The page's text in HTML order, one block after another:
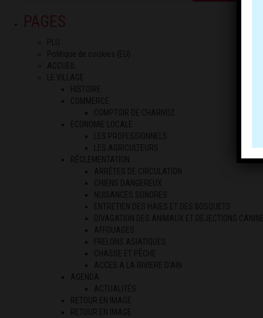
PAGES
PLU
Politique de cookies (EU)
ACCUEIL
LE VILLAGE
HISTOIRE
COMMERCE
COMPTOIR DE CHARNOZ
ECONOMIE LOCALE
LES PROFESSIONNELS
LES AGRICULTEURS
RÉGLEMENTATION
ARRÊTES DE CIRCULATION
CHIENS DANGEREUX
NUISANCES SONORES
ENTRETIEN DES HAIES ET DES BOSQUETS
DIVAGATION DES ANIMAUX ET DEJECTIONS
AFFOUAGES
FRELONS ASIATIQUES
CHASSE ET PÊCHE
ACCES A LA RIVIERE D’AIN
AGENDA
ACTUALITÉS
RETOUR EN IMAGE
RETOUR EN IMAGE